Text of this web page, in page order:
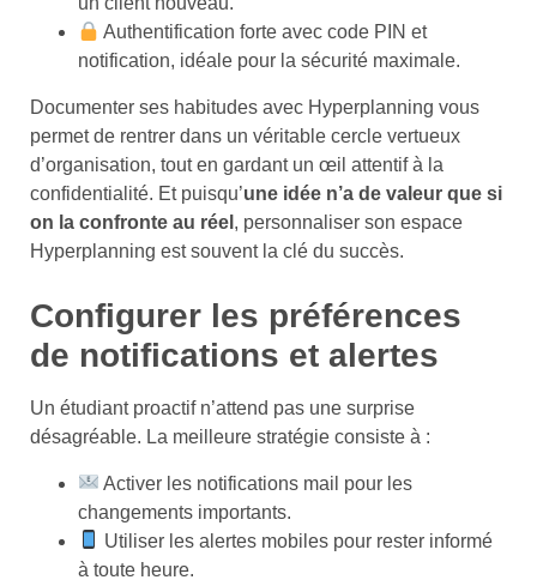
Authentification forte avec code PIN et
notification, idéale pour la sécurité maximale.
Documenter ses habitudes avec Hyperplanning vous
permet de rentrer dans un véritable cercle vertueux
d’organisation, tout en gardant un œil attentif à la
confidentialité. Et puisqu’une idée n’a de valeur que si
on la confronte au réel , personnaliser son espace
Hyperplanning est souvent la clé du succès.
Configurer les préférences
de notifications et alertes
Un étudiant proactif n’attend pas une surprise
désagréable. La meilleure stratégie consiste à :
Activer les notifications mail pour les
changements importants.
Utiliser les alertes mobiles pour rester informé
à toute heure.